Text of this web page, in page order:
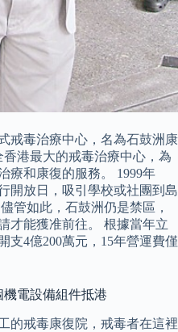
戒毒治療中心，名為石鼓洲康
港最大的戒毒治療中心，為
療和康復的服務。 1999年
開放日，吸引學校或社團到島
管如此，石鼓洲仍是禁區，
才能獲准前往。 根據當年立
支4億200萬元，15年營運費僅
電設備組件抵港
的戒毒康復院，戒毒者在這裡